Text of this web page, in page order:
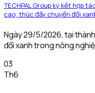
TECHPAL Group ký kết hợp
cao, thúc đẩy chuyển đổi
Ngày 29/5/2026, tại
đổi xanh trong nông
03
Th6